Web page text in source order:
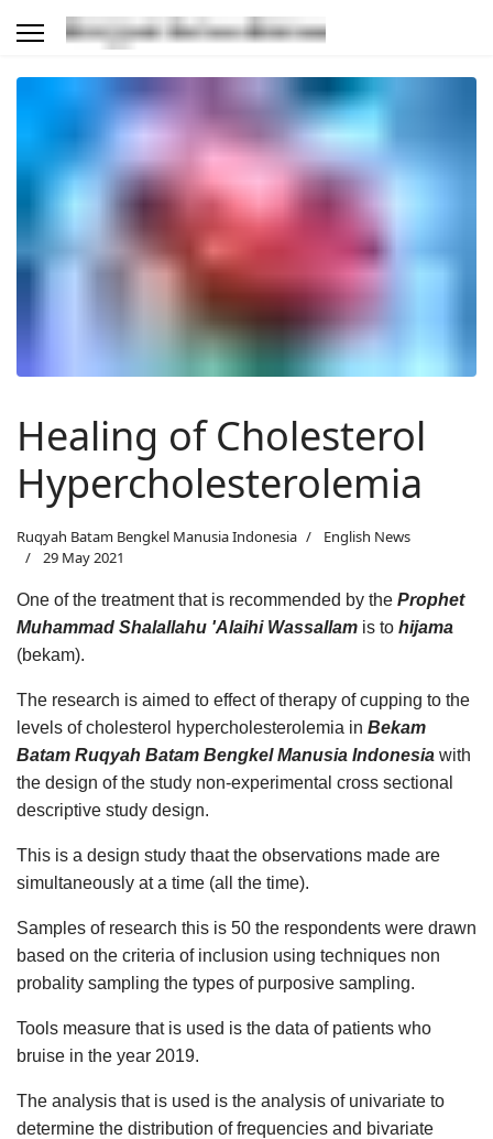
Healing of Cholesterol
Hypercholesterolemia
Ruqyah Batam Bengkel Manusia Indonesia
English News
29 May 2021
One of the treatment that is recommended by the Prophet
Muhammad Shalallahu 'Alaihi Wassallam is to hijama
(bekam).
The research is aimed to effect of therapy of cupping to the
levels of cholesterol hypercholesterolemia in Bekam
Batam Ruqyah Batam Bengkel Manusia Indonesia with
the design of the study non-experimental cross sectional
descriptive study design.
This is a design study thaat the observations made are
simultaneously at a time (all the time).
Samples of research this is 50 the respondents were drawn
based on the criteria of inclusion using techniques non
probality sampling the types of purposive sampling.
Tools measure that is used is the data of patients who
bruise in the year 2019.
The analysis that is used is the analysis of univariate to
determine the distribution of frequencies and bivariate